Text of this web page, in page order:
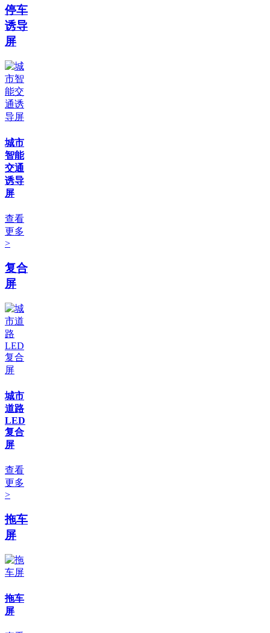
停车
诱导
屏
城市
智能
交通
诱导
屏
查看
更多
>
复合
屏
城市
道路
LED
复合
屏
查看
更多
>
拖车
屏
拖车
屏